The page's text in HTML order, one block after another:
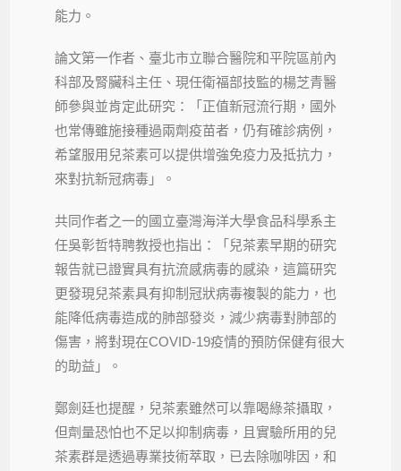
能力。
論文第一作者、臺北市立聯合醫院和平院區前內
科部及腎臟科主任、現任衛福部技監的楊芝青醫
師參與並肯定此研究：「正值新冠流行期，國外
也常傳雖施接種過兩劑疫苗者，仍有確診病例，
希望服用兒茶素可以提供增強免疫力及抵抗力，
來對抗新冠病毒」。
共同作者之一的國立臺灣海洋大學食品科學系主
任吳彰哲特聘教授也指出：「兒茶素早期的研究
報告就已證實具有抗流感病毒的感染，這篇研究
更發現兒茶素具有抑制冠狀病毒複製的能力，也
能降低病毒造成的肺部發炎，減少病毒對肺部的
傷害，將對現在COVID-19疫情的預防保健有很大
的助益」。
鄭劍廷也提醒，兒茶素雖然可以靠喝綠茶攝取，
但劑量恐怕也不足以抑制病毒，且實驗所用的兒
茶素群是透過專業技術萃取，已去除咖啡因，和